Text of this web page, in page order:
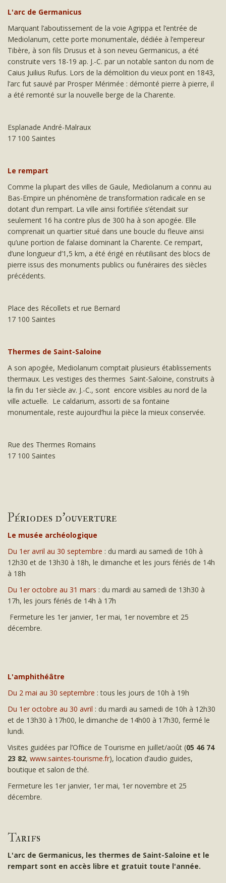
L'arc de Germanicus
Marquant l’aboutissement de la voie Agrippa et l’entrée de
Mediolanum, cette porte monumentale, dédiée à l’empereur
Tibère, à son fils Drusus et à son neveu Germanicus, a été
construite vers 18-19 ap. J.-C. par un notable santon du nom de
Caius Juilius Rufus. Lors de la démolition du vieux pont en 1843,
l’arc fut sauvé par Prosper Mérimée : démonté pierre à pierre, il
a été remonté sur la nouvelle berge de la Charente.
Esplanade André-Malraux
17 100 Saintes
Le rempart
Comme la plupart des villes de Gaule, Mediolanum a connu au
Bas-Empire un phénomène de transformation radicale en se
dotant d’un rempart. La ville ainsi fortifiée s’étendait sur
seulement 16 ha contre plus de 300 ha à son apogée. Elle
comprenait un quartier situé dans une boucle du fleuve ainsi
qu’une portion de falaise dominant la Charente. Ce rempart,
d’une longueur d’1,5 km, a été érigé en réutilisant des blocs de
pierre issus des monuments publics ou funéraires des siècles
précédents.
Place des Récollets et rue Bernard
17 100 Saintes
Thermes de Saint-Saloine
A son apogée, Mediolanum comptait plusieurs établissements
thermaux. Les vestiges des thermes Saint-Saloine, construits à
la fin du 1er siècle av. J.-C., sont encore visibles au nord de la
ville actuelle. Le caldarium, assorti de sa fontaine
monumentale, reste aujourd’hui la pièce la mieux conservée.
Rue des Thermes Romains
17 100 Saintes
Périodes d'ouverture
Le musée archéologique
Du 1er avril au 30 septembre : du mardi au samedi de 10h à
12h30 et de 13h30 à 18h, le dimanche et les jours fériés de 14h
à 18h
Du 1er octobre au 31 mars : du mardi au samedi de 13h30 à
17h, les jours fériés de 14h à 17h
Fermeture les 1er janvier, 1er mai, 1er novembre et 25
décembre.
L'amphithéâtre
Du 2 mai au 30 septembre : tous les jours de 10h à 19h
Du 1er octobre au 30 avril : du mardi au samedi de 10h à 12h30
et de 13h30 à 17h00, le dimanche de 14h00 à 17h30, fermé le
lundi.
Visites guidées par l’Ofﬁce de Tourisme en juillet/août (05 46 74
23 82, www.saintes-tourisme.fr), location d’audio guides,
boutique et salon de thé.
Fermeture les 1er janvier, 1er mai, 1er novembre et 25
décembre.
Tarifs
L'arc de Germanicus, les thermes de Saint-Saloine et le
rempart sont en accès libre et gratuit toute l'année.